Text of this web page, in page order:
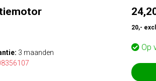
3 maanden
20,-
Op